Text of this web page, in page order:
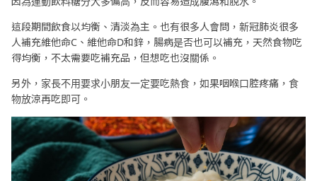
這段期間飲食以均衡、清淡為主。也有很多人會問，新冠肺炎很多
人補充維他命C、維他命D和鋅，腸病是否也可以補充，天然食物吃
得均衡，不太需要吃補充品，但想吃也沒關係。
另外，家長不用要求小朋友一定要吃熱食，如果咽喉口腔疼痛，食
物放涼再吃即可。